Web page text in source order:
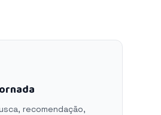
recomendação,